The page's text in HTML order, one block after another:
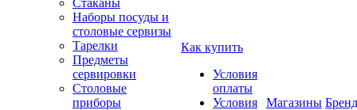
Стаканы
Наборы посуды и
столовые сервизы
Тарелки
Предметы
сервировки
Столовые
приборы
Как купить
Условия
оплаты
Условия
Магазины